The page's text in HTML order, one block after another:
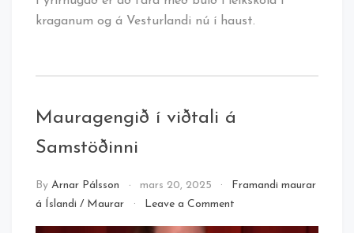
kraganum og á Vesturlandi nú í haust.
Mauragengið í viðtali á
Samstöðinni
By Arnar Pálsson mars 20, 2025
Framandi maurar
á Íslandi / Maurar Leave a Commenton